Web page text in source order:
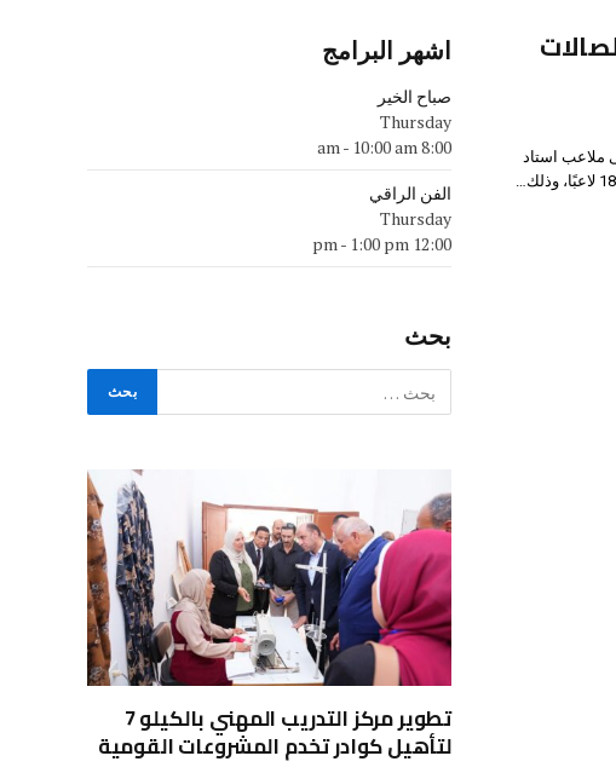
منتخب الصالات
ملاعب استاد
اشهر البرامج
صباح الخير
Thursday
8:00 am
- 10:00 am
الفن الراقي
Thursday
12:00 pm
- 1:00 pm
بحث
تطوير مركز التدريب المهني بالكيلو 7
لتأهيل كوادر تخدم المشروعات القومية